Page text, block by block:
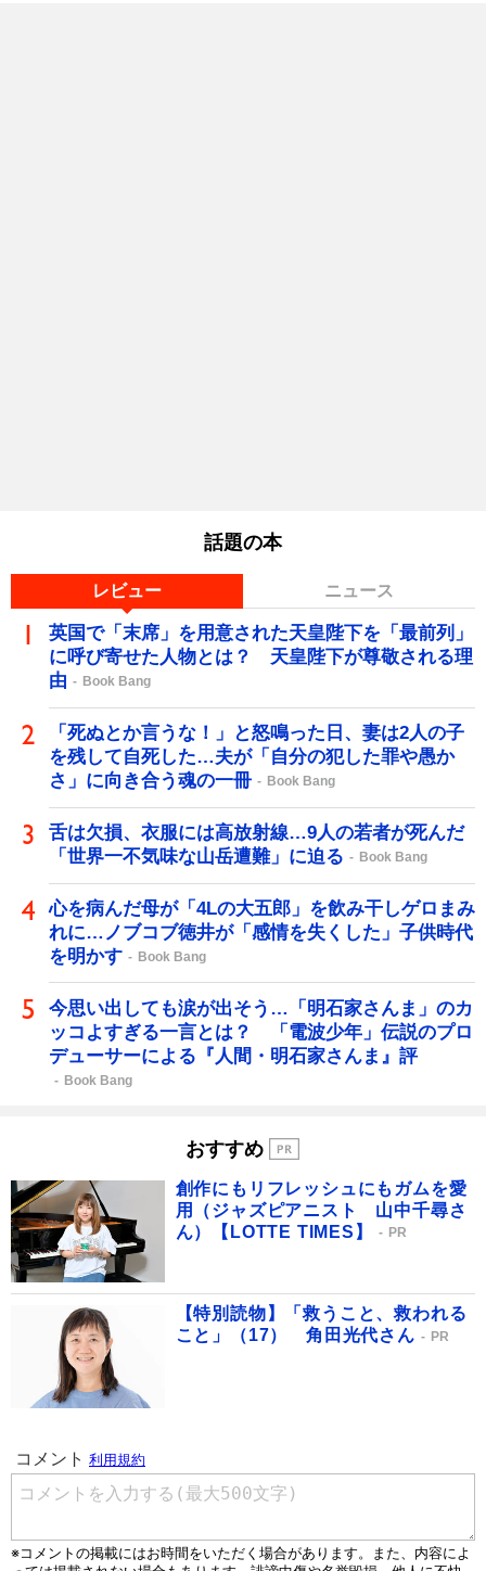
話題の本
レビュー ニュース
英国で「末席」を用意された天皇陛下を「最前列」
に呼び寄せた人物とは？ 天皇陛下が尊敬される理
由
Book Bang
「死ぬとか言うな！」と怒鳴った日、妻は2人の子
を残して自死した…夫が「自分の犯した罪や愚か
さ」に向き合う魂の一冊
Book Bang
舌は欠損、衣服には高放射線…9人の若者が死んだ
「世界一不気味な山岳遭難」に迫る
Book Bang
心を病んだ母が「4Lの大五郎」を飲み干しゲロまみ
れに…ノブコブ徳井が「感情を失くした」子供時代
を明かす
Book Bang
今思い出しても涙が出そう…「明石家さんま」のカ
ッコよすぎる一言とは？ 「電波少年」伝説のプロ
デューサーによる『人間・明石家さんま』評
Book Bang
おすすめ
創作にもリフレッシュにもガムを愛
用（ジャズピアニスト 山中千尋さ
ん）【LOTTE TIMES】
PR
【特別読物】「救うこと、救われる
こと」（17） 角田光代さん
PR